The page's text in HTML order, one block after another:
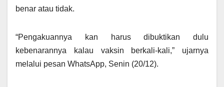
benar atau tidak.
“Pengakuannya kan harus dibuktikan dulu
kebenarannya kalau vaksin berkali-kali,” ujarnya
melalui pesan WhatsApp, Senin (20/12).